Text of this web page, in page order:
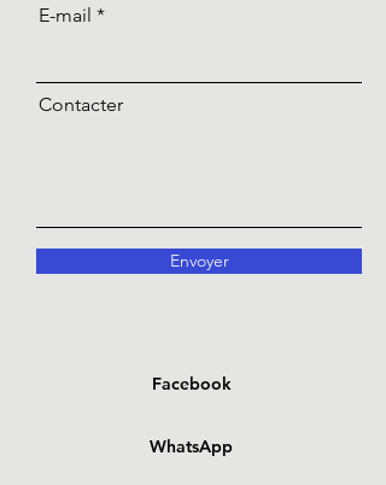
E-mail
Contacter
Envoyer
Facebook
WhatsApp